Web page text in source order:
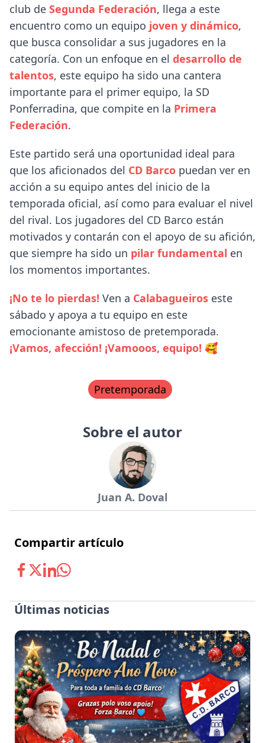
club de Segunda Federación, llega a este
encuentro como un equipo joven y dinámico,
que busca consolidar a sus jugadores en la
categoría. Con un enfoque en el desarrollo de
talentos, este equipo ha sido una cantera
importante para el primer equipo, la SD
Ponferradina, que compite en la Primera
Federación.
Este partido será una oportunidad ideal para
que los aficionados del CD Barco puedan ver en
acción a su equipo antes del inicio de la
temporada oficial, así como para evaluar el nivel
del rival. Los jugadores del CD Barco están
motivados y contarán con el apoyo de su afición,
que siempre ha sido un pilar fundamental en
los momentos importantes.
¡No te lo pierdas! Ven a Calabagueiros este
sábado y apoya a tu equipo en este
emocionante amistoso de pretemporada.
¡Vamos, afección! ¡Vamooos, equipo! 🥰
Pretemporada
Sobre el autor
Juan A. Doval
Compartir artículo
Últimas noticias